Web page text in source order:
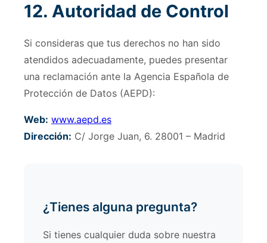
12. Autoridad de Control
Si consideras que tus derechos no han sido
atendidos adecuadamente, puedes presentar
una reclamación ante la Agencia Española de
Protección de Datos (AEPD):
Web: www.aepd.es
Dirección: C/ Jorge Juan, 6. 28001 – Madrid
¿Tienes alguna pregunta?
Si tienes cualquier duda sobre nuestra